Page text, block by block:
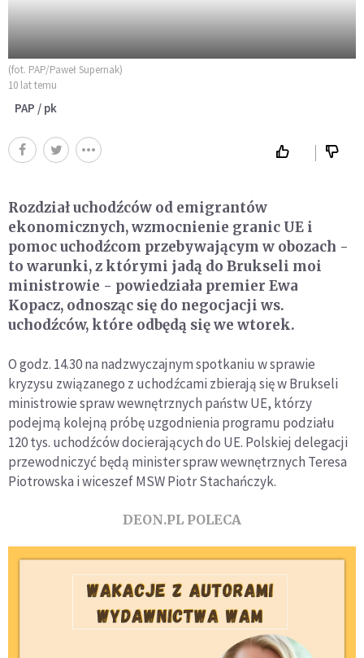
(fot. PAP/Paweł Supernak)
10 lat temu
PAP / pk
Rozdział uchodźców od emigrantów
ekonomicznych, wzmocnienie granic UE i
pomoc uchodźcom przebywającym w obozach -
to warunki, z którymi jadą do Brukseli moi
ministrowie - powiedziała premier Ewa
Kopacz, odnosząc się do negocjacji ws.
uchodźców, które odbędą się we wtorek.
O godz. 14.30 na nadzwyczajnym spotkaniu w sprawie
kryzysu związanego z uchodźcami zbierają się w Brukseli
ministrowie spraw wewnętrznych państw UE, którzy
podejmą kolejną próbę uzgodnienia programu podziału
120 tys. uchodźców docierających do UE. Polskiej delegacji
przewodniczyć będą minister spraw wewnętrznych Teresa
Piotrowska i wiceszef MSW Piotr Stachańczyk.
DEON.PL POLECA